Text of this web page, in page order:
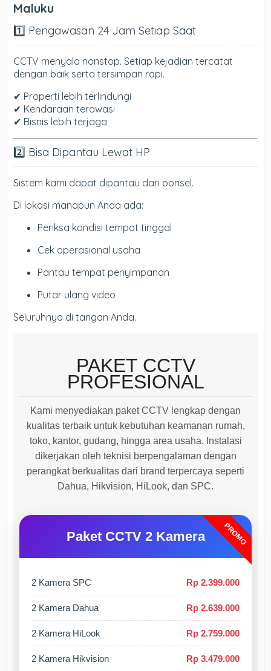
Maluku
1️⃣ Pengawasan 24 Jam Setiap Saat
CCTV menyala nonstop. Setiap kejadian tercatat
dengan baik serta tersimpan rapi.
✔ Properti lebih terlindungi
✔ Kendaraan terawasi
✔ Bisnis lebih terjaga
2️⃣ Bisa Dipantau Lewat HP
Sistem kami dapat dipantau dari ponsel.
Di lokasi manapun Anda ada:
Periksa kondisi tempat tinggal
Cek operasional usaha
Pantau tempat penyimpanan
Putar ulang video
Seluruhnya di tangan Anda.
PAKET CCTV
PROFESIONAL
Kami menyediakan paket CCTV lengkap dengan
kualitas terbaik untuk kebutuhan keamanan rumah,
toko, kantor, gudang, hingga area usaha. Instalasi
dikerjakan oleh teknisi berpengalaman dengan
perangkat berkualitas dari brand terpercaya seperti
Dahua, Hikvision, HiLook, dan SPC.
PROMO
Paket CCTV 2 Kamera
2 Kamera SPC Rp 2.399.000
2 Kamera Dahua Rp 2.639.000
2 Kamera HiLook Rp 2.759.000
2 Kamera Hikvision Rp 3.479.000